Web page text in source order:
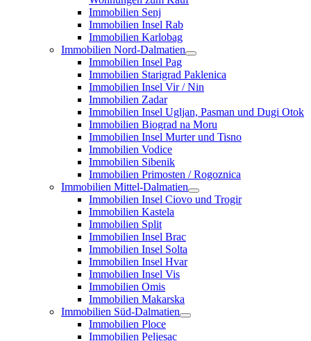
Immobilien Senj
Immobilien Insel Rab
Immobilien Karlobag
Immobilien Nord-Dalmatien
Immobilien Insel Pag
Immobilien Starigrad Paklenica
Immobilien Insel Vir / Nin
Immobilien Zadar
Immobilien Insel Ugljan, Pasman und Dugi Otok
Immobilien Biograd na Moru
Immobilien Insel Murter und Tisno
Immobilien Vodice
Immobilien Sibenik
Immobilien Primosten / Rogoznica
Immobilien Mittel-Dalmatien
Immobilien Insel Ciovo und Trogir
Immobilien Kastela
Immobilien Split
Immobilien Insel Brac
Immobilien Insel Solta
Immobilien Insel Hvar
Immobilien Insel Vis
Immobilien Omis
Immobilien Makarska
Immobilien Süd-Dalmatien
Immobilien Ploce
Immobilien Peljesac